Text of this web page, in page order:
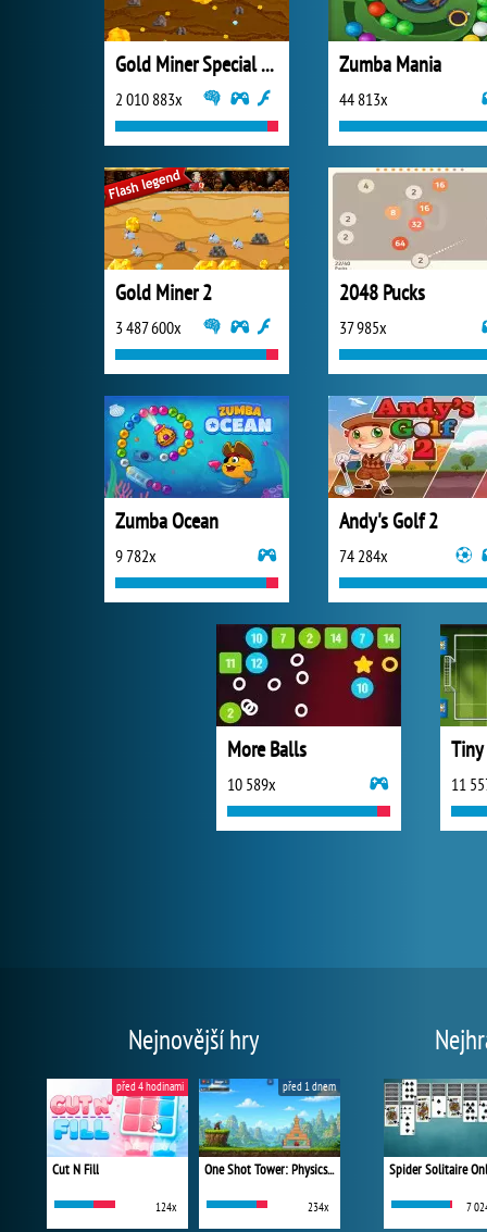
Gold Miner Special Edition
2 010 883x
Zumba Mania
44 813x
Gold Miner 2
3 487 600x
2048 Pucks
37 985x
Zumba Ocean
9 782x
Andy's Golf 2
74 284x
More Balls
10 589x 11
Nejnovější hry
Cut N Fill
124x
před 4 hodinami
One Shot Tower: Physics Destroyer
234x
před 1 dnem
Spider Solitaire
7